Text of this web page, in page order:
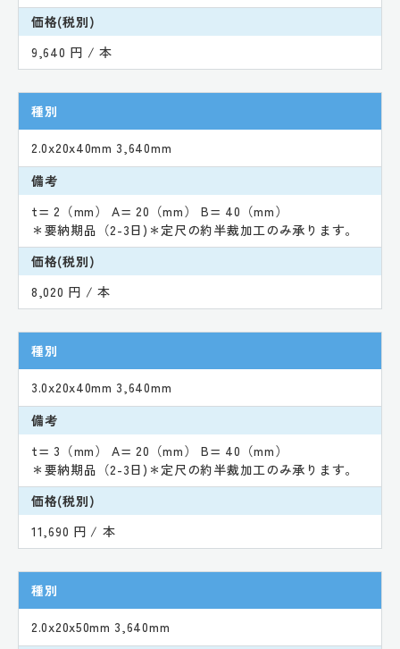
価格(税別)
9,640 円 / 本
種別
2.0x20x40mm 3,640mm
備考
t= 2（mm） A= 20（mm） B= 40（mm）
＊要納期品（2-3日)＊定尺の約半裁加工のみ承ります。
価格(税別)
8,020 円 / 本
種別
3.0x20x40mm 3,640mm
備考
t= 3（mm） A= 20（mm） B= 40（mm）
＊要納期品（2-3日)＊定尺の約半裁加工のみ承ります。
価格(税別)
11,690 円 / 本
種別
2.0x20x50mm 3,640mm